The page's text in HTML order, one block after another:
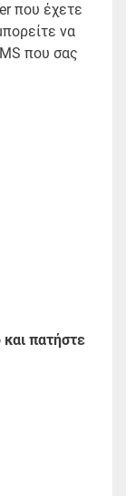
που έχετε
να
που σας
πατήστε